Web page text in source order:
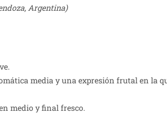
Argentina)
media y una expresión frutal en la
medio y final fresco.